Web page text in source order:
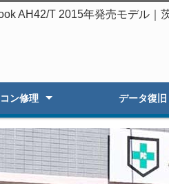
AH42/T 2015年発売モデル｜
ン修理
PC修理
速化
アップ
表示不良
レード
製作・販売
ラブル
データ復